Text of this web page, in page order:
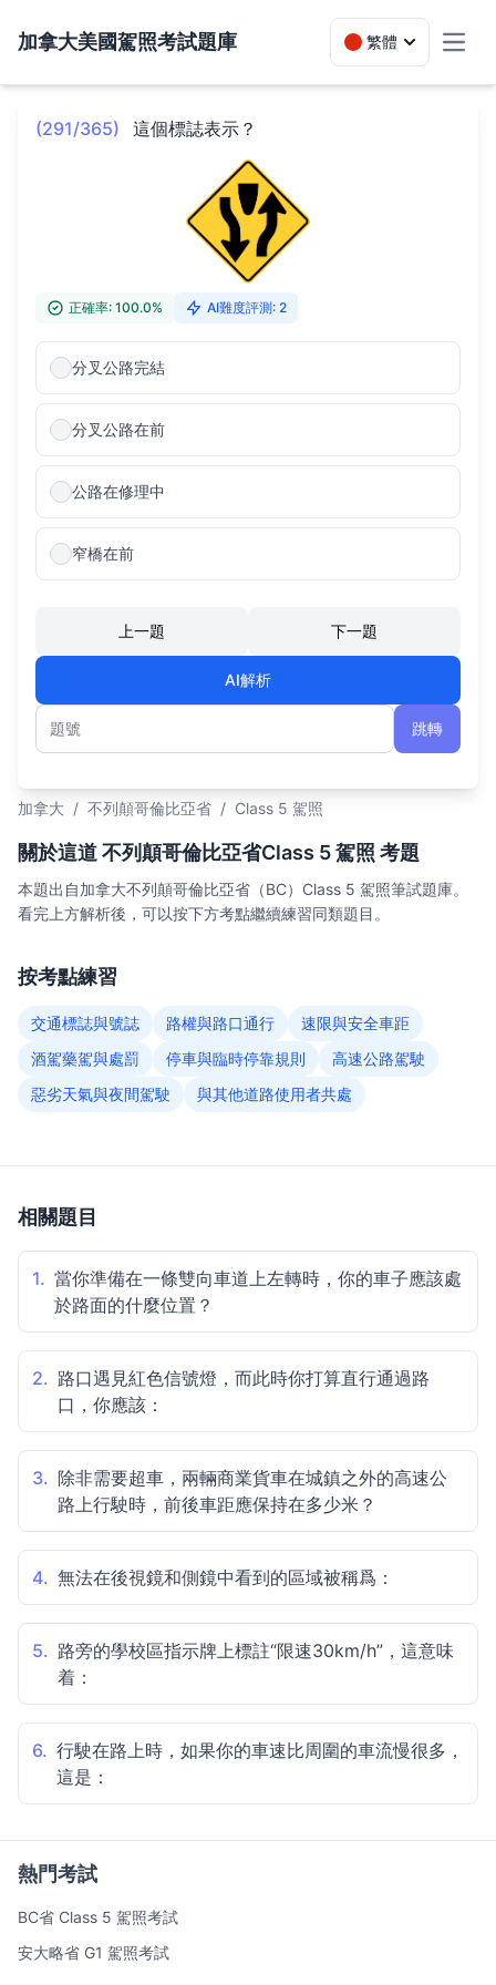
加拿大美國駕照考試題庫 繁體
(291/365) 這個標誌表示？
正確率: 100.0% AI難度評測: 2
分叉公路完結
分叉公路在前
公路在修理中
窄橋在前
上一題 下一題
AI解析
題號
跳轉
加拿大 / 不列顛哥倫比亞省 / Class 5 駕照
關於這道 不列顛哥倫比亞省Class 5 駕照 考題
本題出自加拿大不列顛哥倫比亞省（BC）Class 5 駕照筆試題庫。
看完上方解析後，可以按下方考點繼續練習同類題目。
按考點練習
交通標誌與號誌 路權與路口通行
速限與安全車距
酒駕藥駕與處罰
停車與臨時停靠規則
高速公路駕駛
惡劣天氣與夜間駕駛
與其他道路使用者共處
相關題目
1. 當你準備在一條雙向車道上左轉時，你的車子應該處
於路面的什麼位置？
2. 路口遇見紅色信號燈，而此時你打算直行通過路
口，你應該：
3. 除非需要超車，兩輛商業貨車在城鎮之外的高速公
路上行駛時，前後車距應保持在多少米？
4. 無法在後視鏡和側鏡中看到的區域被稱爲：
5. 路旁的學校區指示牌上標註“限速30km/h”，這意味
着：
6. 行駛在路上時，如果你的車速比周圍的車流慢很多，
這是：
熱門考試
BC省 Class 5 駕照考試
安大略省 G1 駕照考試